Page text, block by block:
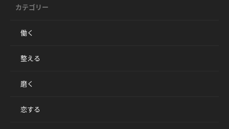
カテゴリー
働く
整える
磨く
恋する